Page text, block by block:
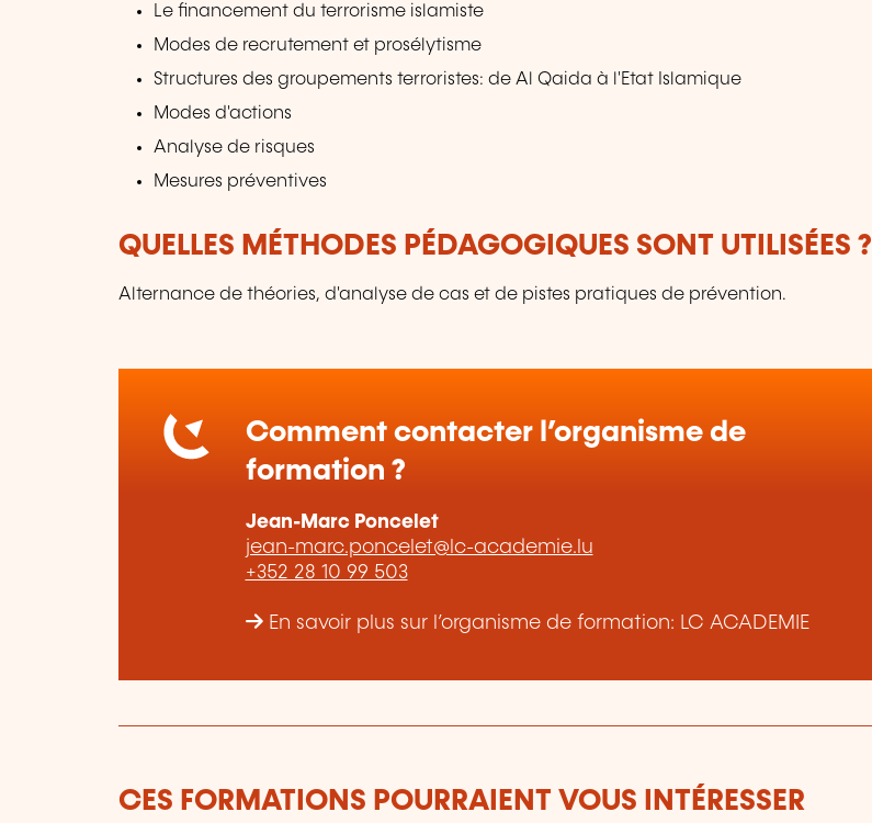
Le financement du terrorisme islamiste
Modes de recrutement et prosélytisme
Structures des groupements terroristes: de Al Qaida à l'Etat Islamique
Modes d'actions
Analyse de risques
Mesures préventives
QUELLES MÉTHODES PÉDAGOGIQUES SONT UTILISÉES ?
Alternance de théories, d'analyse de cas et de pistes pratiques de prévention.
Comment contacter l’organisme de
formation ?
Jean-Marc Poncelet
jean-marc.poncelet@lc-academie.lu
+352 28 10 99 503
En savoir plus sur l’organisme de formation: LC ACADEMIE
CES FORMATIONS POURRAIENT VOUS INTÉRESSER